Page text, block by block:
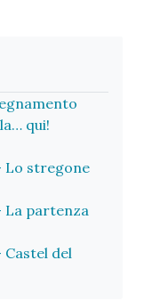
qui!
Lo stregone
La partenza
Castel del